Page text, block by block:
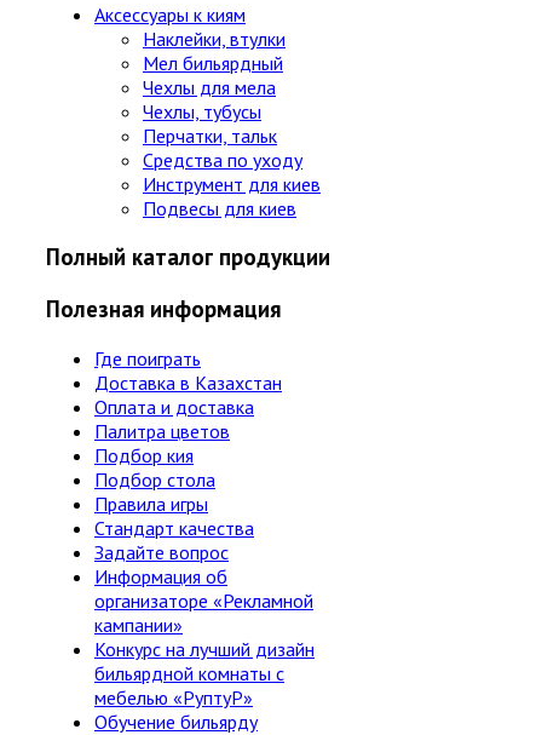
Аксессуары к киям
Наклейки, втулки
Мел бильярдный
Чехлы для мела
Чехлы, тубусы
Перчатки, тальк
Средства по уходу
Инструмент для киев
Подвесы для киев
Полный каталог продукции
Полезная информация
Где поиграть
Доставка в Казахстан
Оплата и доставка
Палитра цветов
Подбор кия
Подбор стола
Правила игры
Стандарт качества
Задайте вопрос
Информация об
организаторе «Рекламной
кампании»
Конкурс на лучший дизайн
бильярдной комнаты с
мебелью «РуптуР»
Обучение бильярду